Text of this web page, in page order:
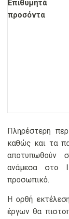
Επιθυμητά
προσόντα
Πληρέστερη
καθώς και τα
αποτυπωθούν
ανάμεσα στο
προσωπικό.
Η ορθή
έργων θα